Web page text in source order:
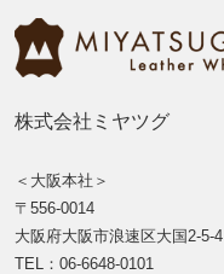
株式会社ミヤツグ
＜大阪本社＞
〒556-0014
大阪府大阪市浪速区大国2-5-4
TEL：06-6648-0101